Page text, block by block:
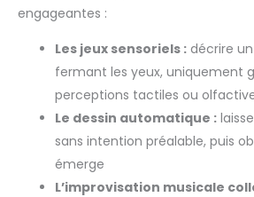
engageantes :
Les jeux sensoriels : décrire
fermant les yeux, uniquement
perceptions tactiles ou
Le dessin automatique :
sans intention préalable, puis
émerge
L’improvisation musicale